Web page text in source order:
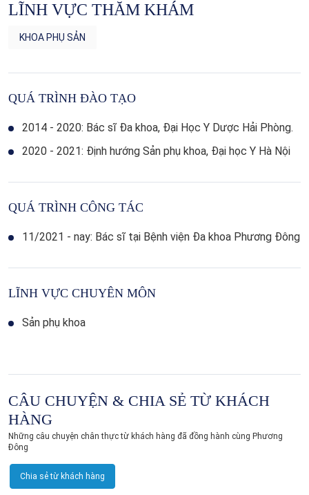
LĨNH VỰC THĂM KHÁM
KHOA PHỤ SẢN
QUÁ TRÌNH ĐÀO TẠO
2014 - 2020: Bác sĩ Đa khoa, Đại Học Y Dược Hải Phòng.
2020 - 2021: Định hướng Sản phụ khoa, Đại học Y Hà Nội
QUÁ TRÌNH CÔNG TÁC
11/2021 - nay: Bác sĩ tại Bệnh viện Đa khoa Phương Đông
LĨNH VỰC CHUYÊN MÔN
Sản phụ khoa
CÂU CHUYỆN & CHIA SẺ TỪ KHÁCH
HÀNG
Những câu chuyện chân thực từ khách hàng đã đồng hành cùng Phương
Đông
Chia sẻ từ khách hàng